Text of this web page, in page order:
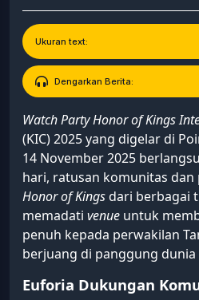
Ukuran text:
Dengarkan Berita:
Watch Party Honor of Kings
(KIC) 2025 yang digelar di
14 November 2025
hari, ratusan komunitas
Honor of Kingsdari berbagai
memadati venue untuk
penuh kepada perwakilan
berjuang di panggung dunia
Euforia Dukungan